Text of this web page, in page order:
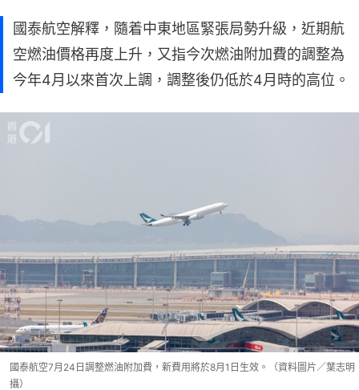
國泰航空解釋，隨着中東地區緊張局勢升級，近期航
空燃油價格再度上升，又指今次燃油附加費的調整為
今年4月以來首次上調，調整後仍低於4月時的高位。
國泰航空7月24日調整燃油附加費，新費用將於8月1日生效。（資料圖片／葉志明
攝）